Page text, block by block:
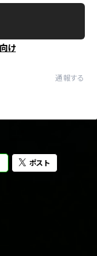
け
通報する
ポスト